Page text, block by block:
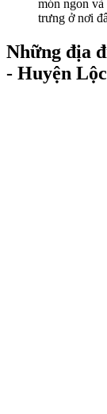
món ngon
trưng ở nơi
Những địa
- Huyện